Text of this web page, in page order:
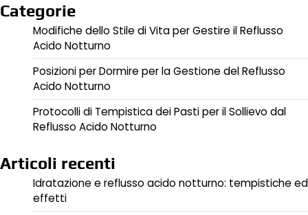
Categorie
Modifiche dello Stile di Vita per Gestire il Reflusso
Acido Notturno
Posizioni per Dormire per la Gestione del Reflusso
Acido Notturno
Protocolli di Tempistica dei Pasti per il Sollievo dal
Reflusso Acido Notturno
Articoli recenti
Idratazione e reflusso acido notturno: tempistiche ed
effetti